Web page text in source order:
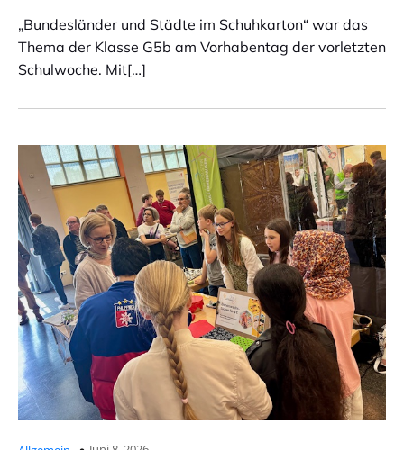
„Bundesländer und Städte im Schuhkarton“ war das
Thema der Klasse G5b am Vorhabentag der vorletzten
Schulwoche. Mit[…]